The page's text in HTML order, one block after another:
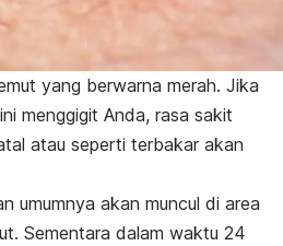
yang berwarna merah. Jika
menggigit Anda, rasa sakit
atau seperti terbakar akan
umumnya akan muncul di area
Sementara dalam waktu 24